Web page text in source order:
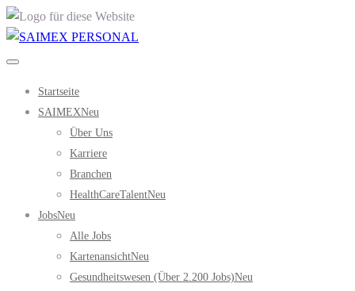
Startseite
SAIMEXNeu
Über Uns
Karriere
Branchen
HealthCareTalentNeu
JobsNeu
Alle Jobs
KartenansichtNeu
Gesundheitswesen (über 2.200 Jobs)Neu